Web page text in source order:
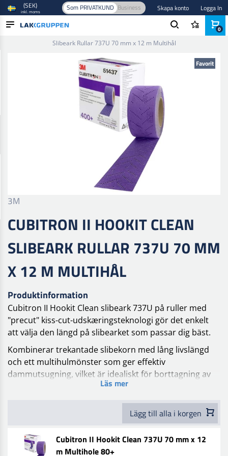
(SEK)
inkl. moms Som PRIVATKUND Business Skapa konto Logga In
Slibeark Rullar 737U 70 mm x 12 m Multihål
Favorit
3M
CUBITRON II HOOKIT CLEAN
SLIBEARK RULLAR 737U 70 MM
X 12 M MULTIHÅL
Produktinformation
Cubitron II Hookit Clean slibeark 737U på ruller med
"precut" kiss-cut-udskæringsteknologi gör det enkelt
att välja den längd på slibearket som passar dig bäst.
Kombinerar trekantade slibekorn med lång livslängd
och ett multihulmönster som ger effektiv
dammutsugning, vilket är idealiskt för borttagning av
färg, grovslipning av kaross, finslipning och slutlig
Cubitron II Hookit Clean slibeark på ruller 737U har
utvecklats för utmärkt slipning och lång livslängd vid
bil- och båtreparationer.
Läs mer
Lägg till alla i korgen
Cubitron II Hookit Clean 737U 70 mm x 12
m Multihole 80+
0